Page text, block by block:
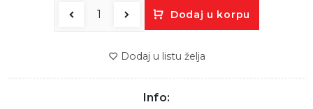
Dodaj u korpu
Dodaj u listu želja
Info: